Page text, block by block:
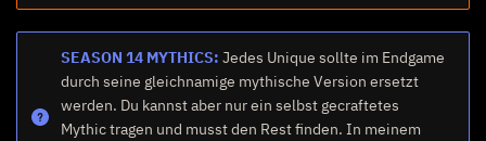
Entschlossenheit
Berechnung
SEASON 14 MYTHICS: Jedes Unique sollte im Endgame
durch seine gleichnamige mythische Version ersetzt
werden. Du kannst aber nur ein selbst gecraftetes
Mythic tragen und musst den Rest finden. In meinem